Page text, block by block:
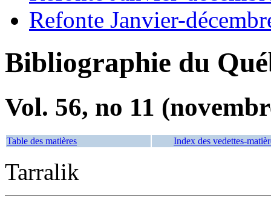
Refonte Janvier-
Bibliographie du
Vol. 56, no 11
Table des matières Index des vedettes-
Tarralik